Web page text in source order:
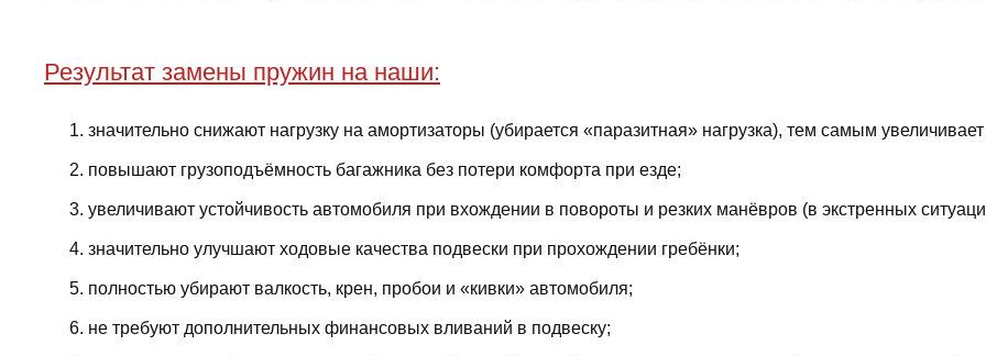
Результат замены пружин на наши:
значительно снижают нагрузку на амортизаторы (убирается «паразитная» нагрузка), тем самым
повышают грузоподъёмность багажника без потери комфорта при езде;
увеличивают устойчивость автомобиля при вхождении в повороты и резких манёвров (в экстренных
значительно улучшают ходовые качества подвески при прохождении гребёнки;
полностью убирают валкость, крен, пробои и «кивки» автомобиля;
не требуют дополнительных финансовых вливаний в подвеску;